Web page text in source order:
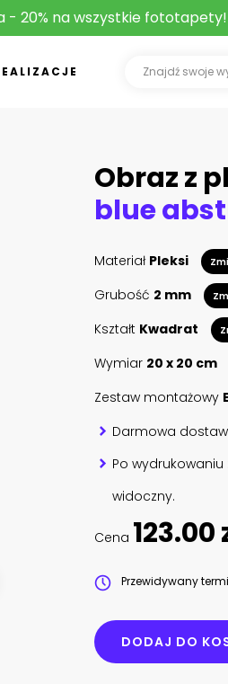
- 20% na wszystkie fototapety!
Obraz z
blue
Materiał Pleksi
Grubość 2 mm
Kształt Kwadrat
Wymiar 20 x 20 cm
Zestaw montażowy
Darmowa
Po
widoczny.
Cena 123.00
Przewidywany
DODAJ DO